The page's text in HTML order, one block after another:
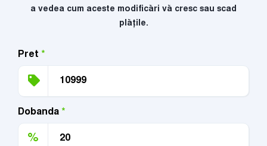
a vedea cum aceste modificări vă cresc sau scad
plățile.
Pret *
Dobanda *
%